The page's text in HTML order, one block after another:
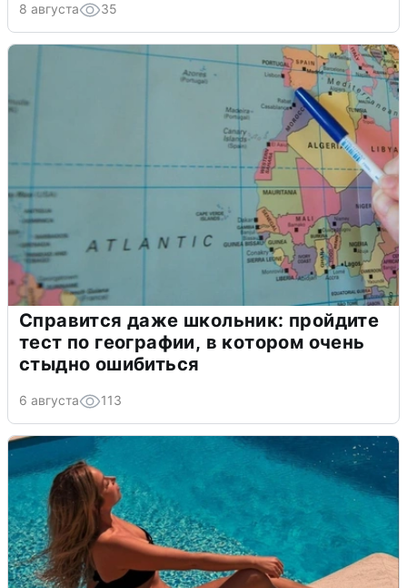
8 августа 35
Справится даже школьник: пройдите
тест по географии, в котором очень
стыдно ошибиться
6 августа 113